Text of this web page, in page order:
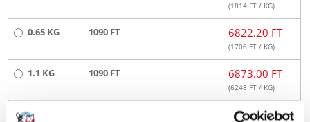
(1814 FT / KG)
0.65 KG 1090 FT 6822.20 FT
(1706 FT / KG)
1.1 KG 1090 FT 6873.00 FT
(6248 FT / KG)
1.5 KG 10475.00 FT